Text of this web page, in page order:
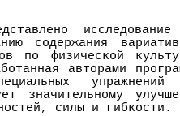
исследование
содержания
по физической
авторами
значительному
силы и гибкости.